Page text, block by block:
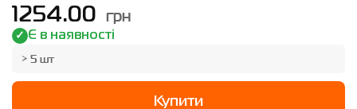
1254.00 грн
Є в наявності
> 5 шт
Купити